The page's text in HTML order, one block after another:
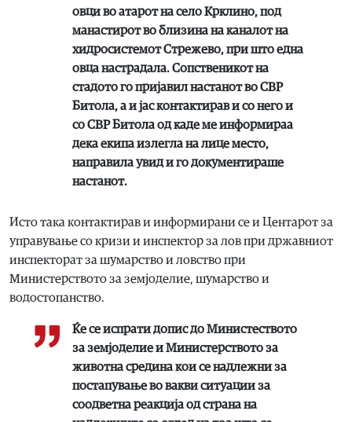
овци во атарот на село Крклино, под
манастирот во близина на каналот на
хидросистемот Стрежево, при што една
овца настрадала. Сопственикот на
стадото го пријавил настанот во СВР
Битола, а и јас контактирав и со него и
со СВР Битола од каде ме информираа
дека екипа излегла на лице место,
направила увид и го документираше
настанот.
Исто така контактирав и информирани се и Центарот за
управување со кризи и инспектор за лов при државниот
инспекторат за шумарство и ловство при
Министерството за земјоделие, шумарство и
водостопанство.
Ќе се испрати допис до Министеството
за земјоделие и Министерството за
животна средина кои се надлежни за
постапување во вакви ситуации за
соодветна реакција од страна на